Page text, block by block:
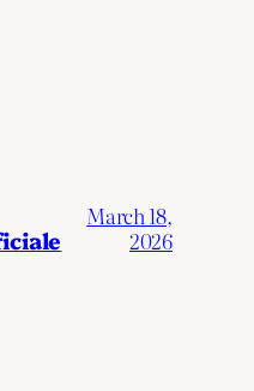
March 18,
2026